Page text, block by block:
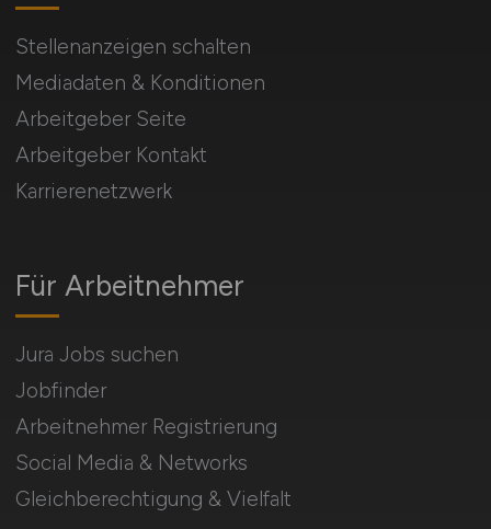
Für Arbeitnehmer
Jura Jobs suchen
Jobfinder
Arbeitnehmer Registrierung
Social Media & Networks
Gleichberechtigung & Vielfalt
Stellenanzeigen schalten
Mediadaten & Konditionen
Arbeitgeber Seite
Arbeitgeber Kontakt
Karrierenetzwerk